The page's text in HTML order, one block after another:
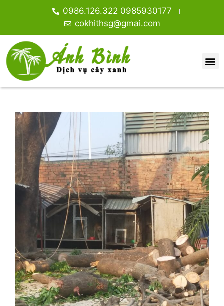
0986.126.322 0985930177
cokhithsg@gmai.com